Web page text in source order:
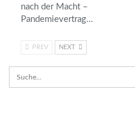
nach der Macht –
Pandemievertrag…
PREV NEXT